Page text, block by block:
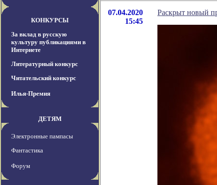
КОНКУРСЫ
За вклад в русскую
культуру публикациями в
Интернете
Литературный конкурс
Читательский конкурс
Илья-Премия
ДЕТЯМ
Электронные пампасы
Фантастика
Форум
07.04.2020
15:45
Раскрыт новый